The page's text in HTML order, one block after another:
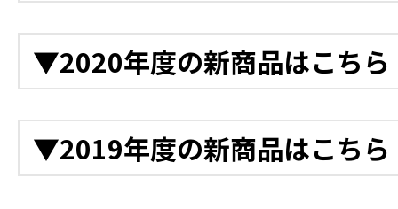
クローラー台車
アルカートスカイ
10月
11月
電動階段運搬車 NEO電ネ
バッテリー式運搬車
充電式バッテリー工具 4
11月
トンネル点検プラットフ
高所作業車 トラック式 バ
高所作業車 トラック式
ハンドパレット（自走式
フォークリフト
11月
12月
衝突警報装置（高所作業
クラウドカメラ
▼2020年度の新商品はこちら
12月
デジタル温度計
▼2019年度の新商品はこちら